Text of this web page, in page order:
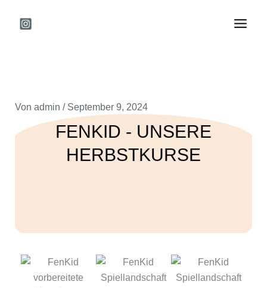
Inhalt
Von admin / September 9, 2024
FENKID - UNSERE
HERBSTKURSE